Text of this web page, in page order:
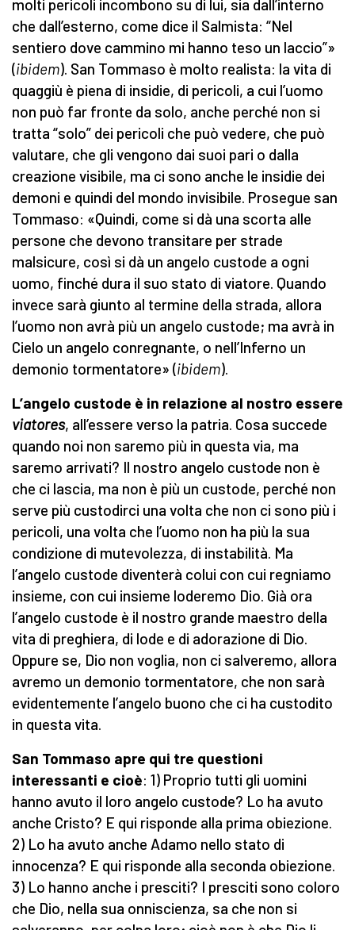
molti pericoli incombono su di lui, sia dall’interno
che dall’esterno, come dice il Salmista: “Nel
sentiero dove cammino mi hanno teso un laccio”»
(ibidem). San Tommaso è molto realista: la vita di
quaggiù è piena di insidie, di pericoli, a cui l’uomo
non può far fronte da solo, anche perché non si
tratta “solo” dei pericoli che può vedere, che può
valutare, che gli vengono dai suoi pari o dalla
creazione visibile, ma ci sono anche le insidie dei
demoni e quindi del mondo invisibile. Prosegue san
Tommaso: «Quindi, come si dà una scorta alle
persone che devono transitare per strade
malsicure, così si dà un angelo custode a ogni
uomo, finché dura il suo stato di viatore. Quando
invece sarà giunto al termine della strada, allora
l’uomo non avrà più un angelo custode; ma avrà in
Cielo un angelo conregnante, o nell’Inferno un
demonio tormentatore» (ibidem).
L’angelo custode è in relazione al nostro essere
viatores, all’essere verso la patria. Cosa succede
quando noi non saremo più in questa via, ma
saremo arrivati? Il nostro angelo custode non è
che ci lascia, ma non è più un custode, perché non
serve più custodirci una volta che non ci sono più i
pericoli, una volta che l’uomo non ha più la sua
condizione di mutevolezza, di instabilità. Ma
l’angelo custode diventerà colui con cui regniamo
insieme, con cui insieme loderemo Dio. Già ora
l’angelo custode è il nostro grande maestro della
vita di preghiera, di lode e di adorazione di Dio.
Oppure se, Dio non voglia, non ci salveremo, allora
avremo un demonio tormentatore, che non sarà
evidentemente l’angelo buono che ci ha custodito
in questa vita.
San Tommaso apre qui tre questioni
interessanti e cioè: 1) Proprio tutti gli uomini
hanno avuto il loro angelo custode? Lo ha avuto
anche Cristo? E qui risponde alla prima obiezione.
2) Lo ha avuto anche Adamo nello stato di
innocenza? E qui risponde alla seconda obiezione.
3) Lo hanno anche i presciti? I presciti sono coloro
che Dio, nella sua onniscienza, sa che non si